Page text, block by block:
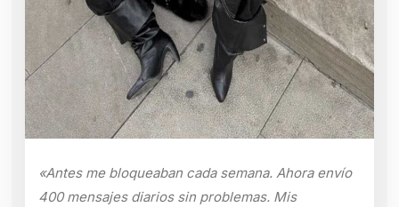
«Antes me bloqueaban cada semana. Ahora envío
400 mensajes diarios sin problemas. Mis